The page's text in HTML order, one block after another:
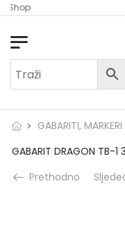
Shop
GABARITI,
GABARIT DRAGON TB-1
Prethodno